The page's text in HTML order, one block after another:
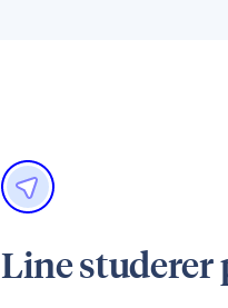
Line